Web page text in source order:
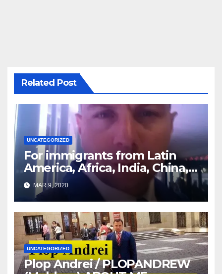
Related Post
UNCATEGORIZED
For immigrants from Latin
America, Africa, India, China,
etc. you must read this article
MAR 9, 2020
UNCATEGORIZED
Plop Andrei / PLOPANDREW